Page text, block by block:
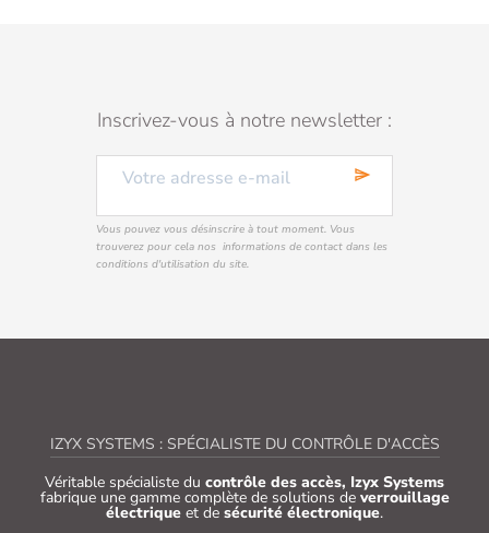
Inscrivez-vous à notre newsletter :
send
Vous pouvez vous désinscrire à tout moment. Vous
trouverez pour cela nos informations de contact dans les
conditions d'utilisation du site.
IZYX SYSTEMS : SPÉCIALISTE DU CONTRÔLE D'ACCÈS
Véritable spécialiste du contrôle des accès, Izyx Systems
fabrique une gamme complète de solutions de verrouillage
électrique et de sécurité électronique.